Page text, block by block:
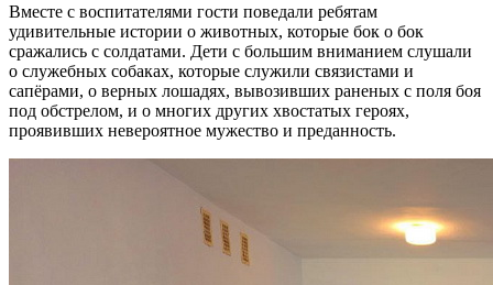
Вместе с воспитателями гости поведали ребятам
удивительные истории о животных, которые бок о бок
сражались с солдатами. Дети с большим вниманием слушали
о служебных собаках, которые служили связистами и
сапёрами, о верных лошадях, вывозивших раненых с поля боя
под обстрелом, и о многих других хвостатых героях,
проявивших невероятное мужество и преданность.